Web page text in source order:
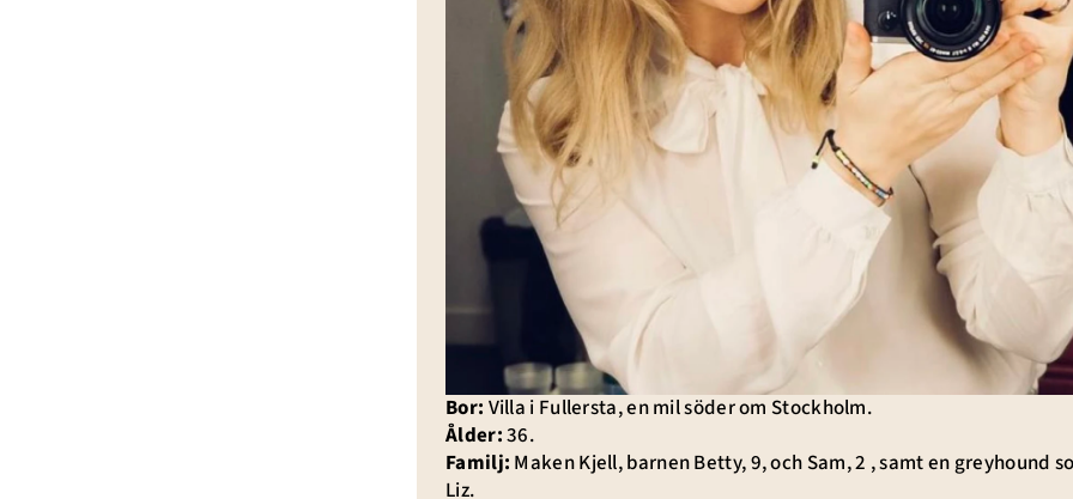
Bor: Villa i Fullersta, en mil söder om Stockholm.
Ålder:36.
Familj: Maken Kjell, barnen Betty, 9, och Sam, 2 , samt en greyhound
Liz.